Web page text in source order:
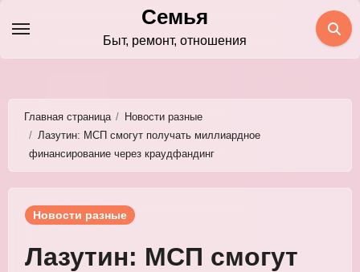
содержимому
Семья
Быт, ремонт, отношения
Главная страница
Новости разные
Лазутин: МСП смогут получать миллиардное
финансирование через краудфандинг
Новости разные
Лазутин: МСП смогут